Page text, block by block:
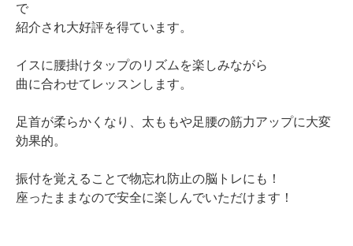
で
紹介され大好評を得ています。
イスに腰掛けタップのリズムを楽しみながら
曲に合わせてレッスンします。
足首が柔らかくなり、太ももや足腰の筋力アップに大変
効果的。
振付を覚えることで物忘れ防止の脳トレにも！
座ったままなので安全に楽しんでいただけます！